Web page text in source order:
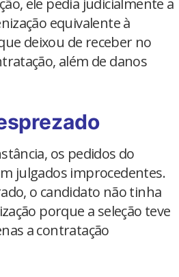
equivalente à
deixou de receber no
além de danos
os pedidos do
julgados improcedentes.
o candidato não tinha
porque a seleção teve
a contratação